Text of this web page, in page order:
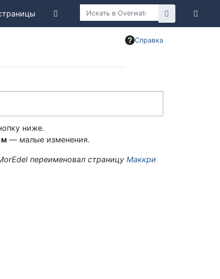
Справка
ниже.
м — малые изменения.
переименовал страницу Маккри